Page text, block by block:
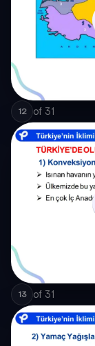
12 of 31
13 of 31